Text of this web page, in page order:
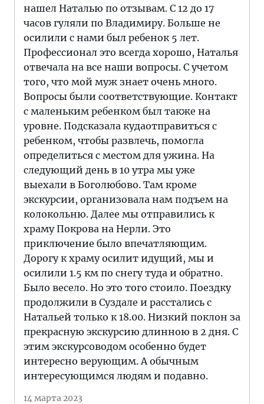
нашел Наталью по отзывам. С 12 до 17
часов гуляли по Владимиру. Больше не
осилили с нами был ребенок 5 лет.
Профессионал это всегда хорошо, Наталья
отвечала на все наши вопросы. С учетом
того, что мой муж знает очень много.
Вопросы были соответствующие. Контакт
с маленьким ребенком был также на
уровне. Подсказала кудаотправиться с
ребенком, чтобы развлечь, помогла
определиться с местом для ужина. На
следующий день в 10 утра мы уже
выехали в Боголюбово. Там кроме
экскурсии, организовала нам подъем на
колокольню. Далее мы отправились к
храму Покрова на Нерли. Это
приключение было впечатляющим.
Дорогу к храму осилит идущий, мы и
осилили 1.5 км по снегу туда и обратно.
Было весело. Но это того стоило. Поездку
продолжили в Суздале и расстались с
Натальей только к 18.00. Низкий поклон за
прекрасную экскурсию длинною в 2 дня. С
этим экскурсоводом особенно будет
интересно верующим. А обычным
интересующимся людям и подавно.
14 марта 2023